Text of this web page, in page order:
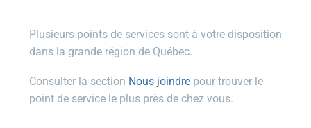
Plusieurs points de services sont à votre disposition
dans la grande région de Québec.
Consulter la section Nous joindre pour trouver le
point de service le plus près de chez vous.